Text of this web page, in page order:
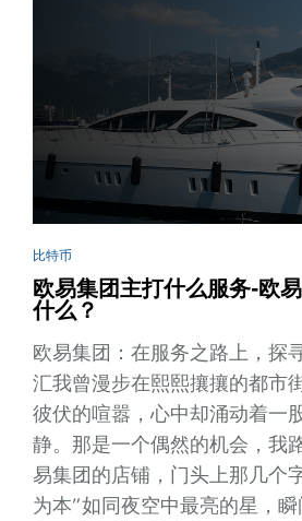
比特币
欧易集团主打什么服务-欧
什么？
欧易集团：在服务之路上，探
汇我曾漫步在熙熙攘攘的都市
彼伏的喧嚣，心中却涌动着一
静。那是一个偶然的机会，我
易集团的店铺，门头上那几个
为本”如同夜空中最亮的星，